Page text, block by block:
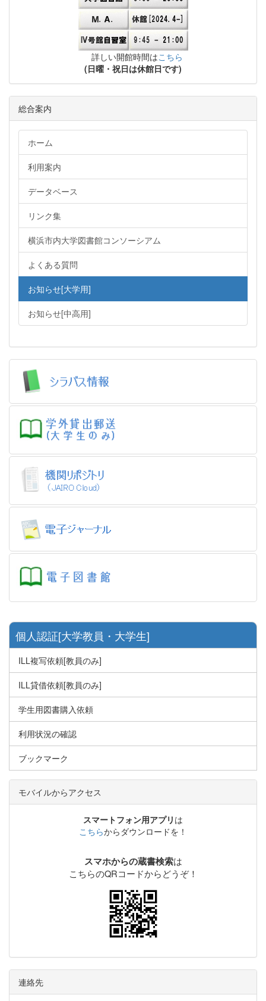
詳しい開館時間はこちら
(日曜・祝日は休館日です)
総合案内
ホーム
利用案内
データベース
リンク集
横浜市内大学図書館コンソーシアム
よくある質問
お知らせ[大学用]
お知らせ[中高用]
個人認証[大学教員・大学生]
ILL複写依頼[教員のみ]
ILL貸借依頼[教員のみ]
学生用図書購入依頼
利用状況の確認
ブックマーク
モバイルからアクセス
スマートフォン用アプリ は
こちらからダウンロードを！
スマホからの蔵書検索は
こちらのQRコードからどうぞ！
連絡先